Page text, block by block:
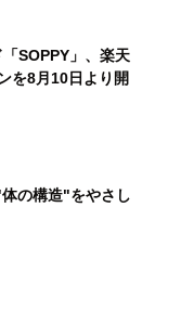
SOPPY」、楽天
を8月10日より開
の構造"をやさし